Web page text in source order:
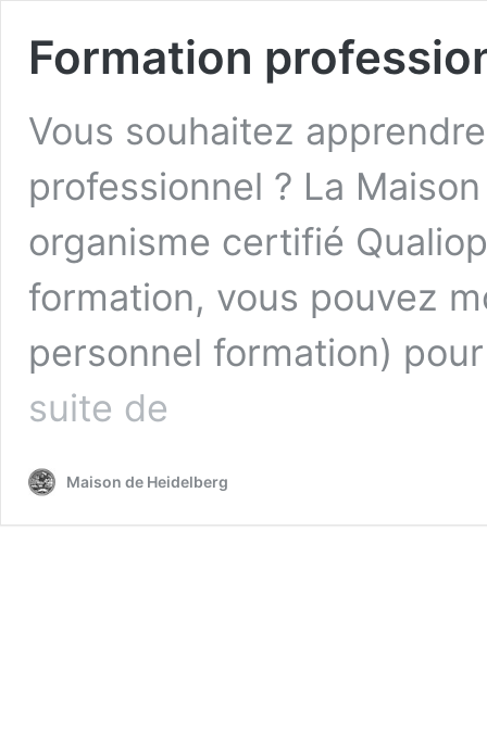
Formation
Vous souhaitez
professionnel ? La
organisme certifié
formation, vous pouvez
personnel formation)
suite de
Maison de Heidelberg